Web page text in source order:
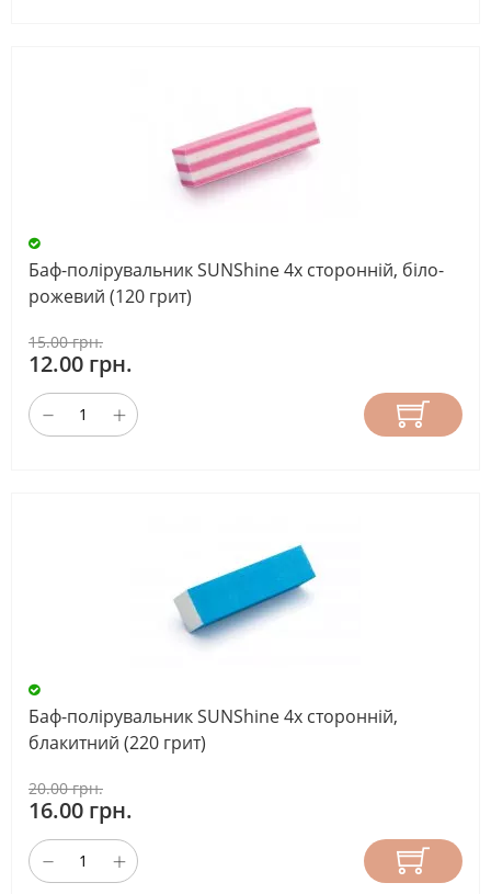
Баф-полірувальник SUNShine 4х сторонній, біло-
рожевий (120 грит)
15.00 грн.
12.00 грн.
Баф-полірувальник SUNShine 4х сторонній,
блакитний (220 грит)
20.00 грн.
16.00 грн.